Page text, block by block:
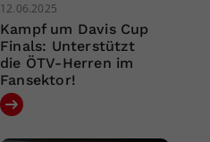
12.06.2025
Kampf um Davis Cup
Finals: Unterstützt
die ÖTV-Herren im
Fansektor!